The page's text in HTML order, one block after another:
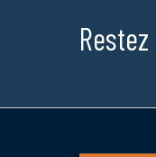
Restez